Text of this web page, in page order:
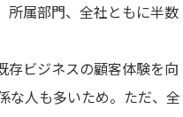
所属部門、全社ともに半数
存ビジネスの顧客体験を向
な人も多いため。ただ、全